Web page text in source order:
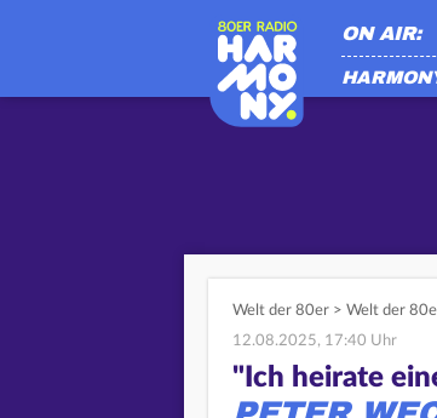
ON AIR:
Welt der 80er > Welt der
12.08.2025, 17:40 Uhr
"Ich heirate